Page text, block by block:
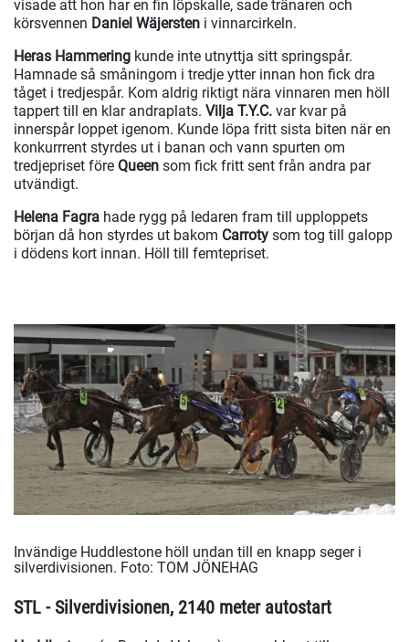
visade att hon har en fin löpskalle, sade tränaren och
körsvennen Daniel Wäjersten i vinnarcirkeln.
Heras Hammering kunde inte utnyttja sitt springspår.
Hamnade så småningom i tredje ytter innan hon fick dra
tåget i tredjespår. Kom aldrig riktigt nära vinnaren men höll
tappert till en klar andraplats. Vilja T.Y.C. var kvar på
innerspår loppet igenom. Kunde löpa fritt sista biten när en
konkurrrent styrdes ut i banan och vann spurten om
tredjepriset före Queen som fick fritt sent från andra par
utvändigt.
Helena Fagra hade rygg på ledaren fram till upploppets
början då hon styrdes ut bakom Carroty som tog till galopp
i dödens kort innan. Höll till femtepriset.
Invändige Huddlestone höll undan till en knapp seger i
silverdivisionen. Foto: TOM JÖNEHAG
STL - Silverdivisionen, 2140 meter autostart